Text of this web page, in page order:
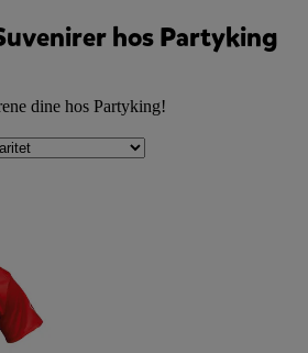
hos Partyking
dine hos Partyking!